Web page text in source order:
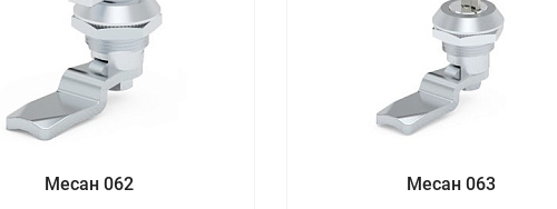
Месан 062 Месан 063